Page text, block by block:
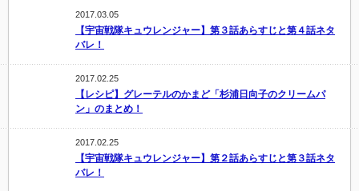
2017.03.05
【宇宙戦隊キュウレンジャー】第３話あらすじと第４話ネタ
バレ！
2017.02.25
【レシピ】グレーテルのかまど「杉浦日向子のクリームパ
ン」のまとめ！
2017.02.25
【宇宙戦隊キュウレンジャー】第２話あらすじと第３話ネタ
バレ！